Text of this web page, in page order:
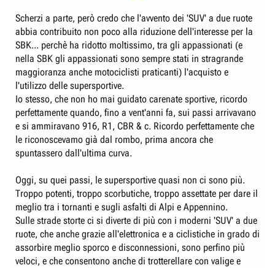
Scherzi a parte, però credo che l'avvento dei 'SUV' a due ruote
abbia contribuito non poco alla riduzione dell'interesse per la
SBK... perchè ha ridotto moltissimo, tra gli appassionati (e
nella SBK gli appassionati sono sempre stati in stragrande
maggioranza anche motociclisti praticanti) l'acquisto e
l'utilizzo delle supersportive.
Io stesso, che non ho mai guidato carenate sportive, ricordo
perfettamente quando, fino a vent'anni fa, sui passi arrivavano
e si ammiravano 916, R1, CBR & c. Ricordo perfettamente che
le riconoscevamo già dal rombo, prima ancora che
spuntassero dall'ultima curva.
Oggi, su quei passi, le supersportive quasi non ci sono più.
Troppo potenti, troppo scorbutiche, troppo assettate per dare il
meglio tra i tornanti e sugli asfalti di Alpi e Appennino.
Sulle strade storte ci si diverte di più con i moderni 'SUV' a due
ruote, che anche grazie all'elettronica e a ciclistiche in grado di
assorbire meglio sporco e disconnessioni, sono perfino più
veloci, e che consentono anche di trotterellare con valige e